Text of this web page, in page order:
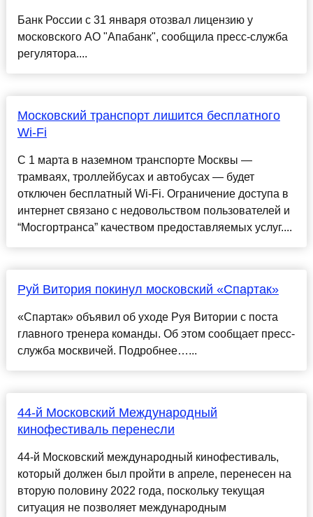
Банк России с 31 января отозвал лицензию у
московского АО "Апабанк", сообщила пресс-служба
регулятора....
Московский транспорт лишится бесплатного
Wi-Fi
С 1 марта в наземном транспорте Москвы —
трамваях, троллейбусах и автобусах — будет
отключен бесплатный Wi-Fi. Ограничение доступа в
интернет связано с недовольством пользователей и
“Мосгортранса” качеством предоставляемых услуг....
Руй Витория покинул московский «Спартак»
«Спартак» объявил об уходе Руя Витории с поста
главного тренера команды. Об этом сообщает пресс-
служба москвичей. Подробнее…...
44-й Московский Международный
кинофестиваль перенесли
44-й Московский международный кинофестиваль,
который должен был пройти в апреле, перенесен на
вторую половину 2022 года, поскольку текущая
ситуация не позволяет международным